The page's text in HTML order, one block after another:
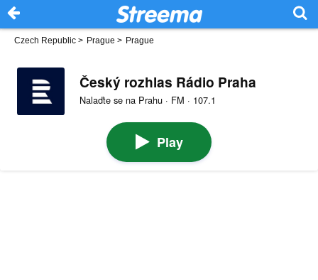
Czech Republic > Prague > Prague
Český rozhlas Rádio Praha
Nalaďte se na Prahu · FM · 107.1
Play